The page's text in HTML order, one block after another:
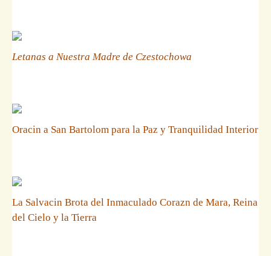
Letanas a Nuestra Madre de Czestochowa
Oracin a San Bartolom para la Paz y Tranquilidad Interior
La Salvacin Brota del Inmaculado Corazn de Mara, Reina
del Cielo y la Tierra